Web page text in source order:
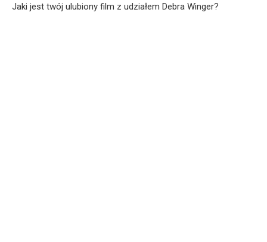
Jaki jest twój ulubiony film z udziałem Debra Winger?